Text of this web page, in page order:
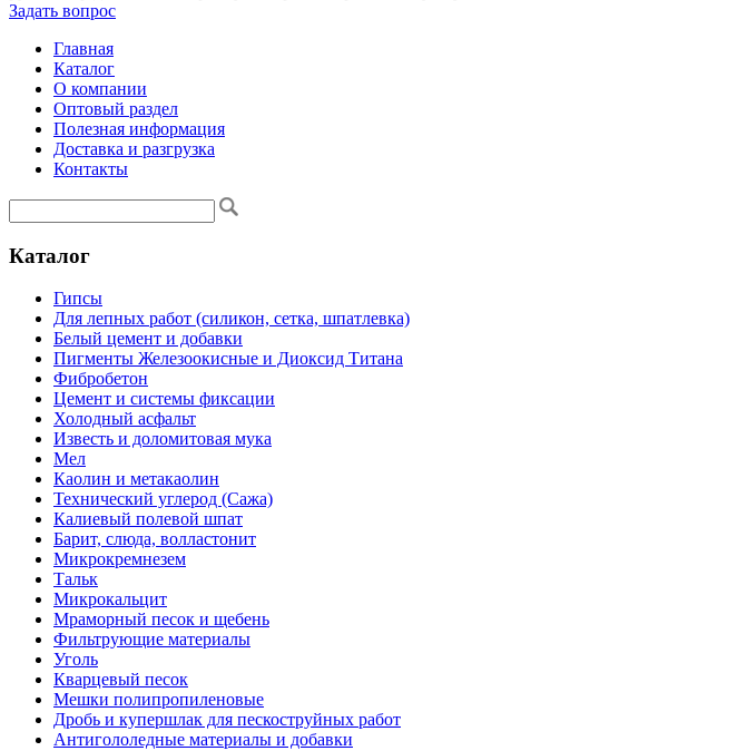
Задать вопрос
Главная
Каталог
О компании
Оптовый раздел
Полезная информация
Доставка и разгрузка
Контакты
Каталог
Гипсы
Для лепных работ (силикон, сетка, шпатлевка)
Белый цемент и добавки
Пигменты Железоокисные и Диоксид Титана
Фибробетон
Цемент и системы фиксации
Холодный асфальт
Известь и доломитовая мука
Мел
Каолин и метакаолин
Технический углерод (Сажа)
Калиевый полевой шпат
Барит, слюда, волластонит
Микрокремнезем
Тальк
Микрокальцит
Мраморный песок и щебень
Фильтрующие материалы
Уголь
Кварцевый песок
Мешки полипропиленовые
Дробь и купершлак для пескоструйных работ
Антигололедные материалы и добавки